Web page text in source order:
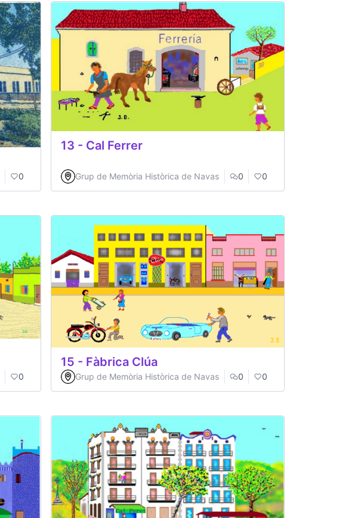
0
13 - Cal Ferrer
Grup de Memòria Històrica de Navas 0 0
0
15 - Fàbrica Clúa
Grup de Memòria Històrica de Navas 0 0